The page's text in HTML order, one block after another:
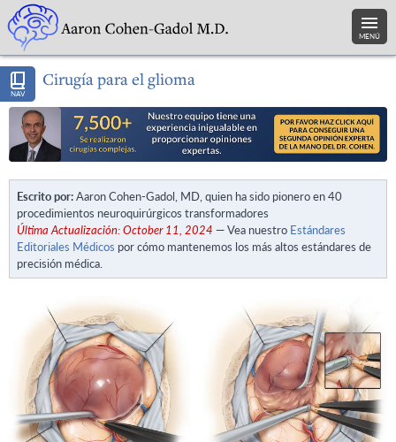
MENÚ
NAV
Cirugía para el glioma
Escrito por:Aaron Cohen-Gadol, MD, quien ha sido pionero en 40
procedimientos neuroquirúrgicos transformadores
Última Actualización: October 11, 2024 — Vea nuestro Estándares
Editoriales Médicos por cómo mantenemos los más altos estándares de
precisión médica.